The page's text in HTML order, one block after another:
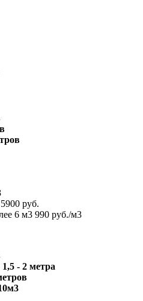
5900 руб.
6 м3 990 руб./м3
1,5 - 2 метра